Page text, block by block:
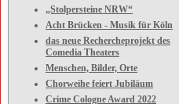
„Stolpersteine NRW“
Acht Brücken - Musik für Köln
das neue Rechercheprojekt des
Comedia Theaters
Menschen, Bilder, Orte
Chorweihe feiert Jubiläum
Crime Cologne Award 2022